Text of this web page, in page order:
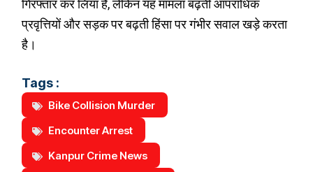
गिरफ्तार कर लिया है, लेकिन यह मामला बढ़ती आपराधिक
प्रवृत्तियों और सड़क पर बढ़ती हिंसा पर गंभीर सवाल खड़े करता
है।
Tags :
Bike Collision Murder
Encounter Arrest
Kanpur Crime News